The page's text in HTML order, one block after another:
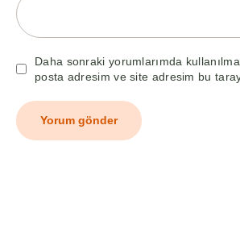
Daha sonraki yorumlarımda
posta adresim ve site adresim bu